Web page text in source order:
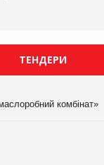
ТЕНДЕРИ
комбінат»